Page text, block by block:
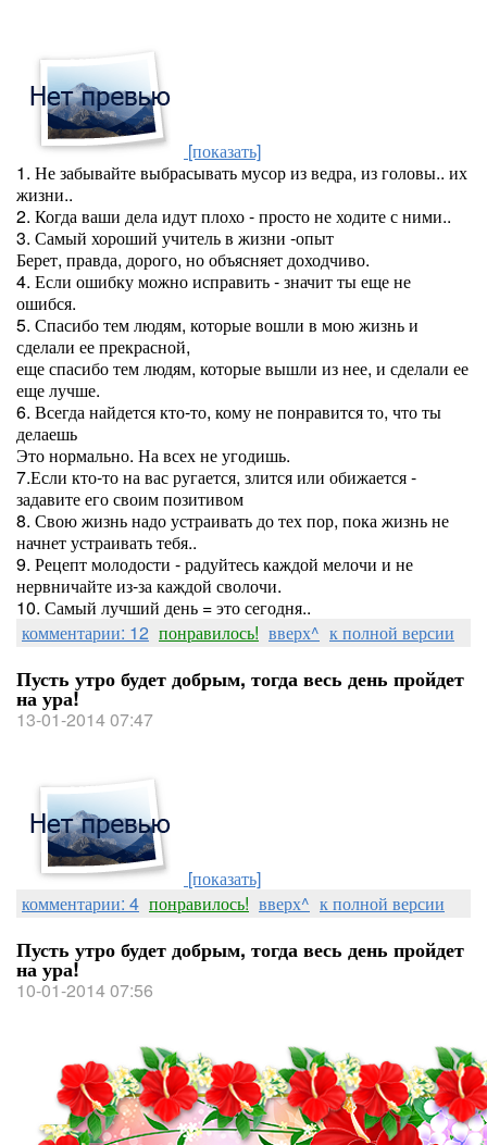
[показать]
1. Не забывайте выбрасывать мусор из ведра, из головы.. их
жизни..
2. Когда ваши дела идут плохо - просто не ходите с ними..
3. Самый хороший учитель в жизни -опыт
Берет, правда, дорого, но объясняет доходчиво.
4. Если ошибку можно исправить - значит ты еще не
ошибся.
5. Спасибо тем людям, которые вошли в мою жизнь и
сделали ее прекрасной,
еще спасибо тем людям, которые вышли из нее, и сделали ее
еще лучше.
6. Всегда найдется кто-то, кому не понравится то, что ты
делаешь
Это нормально. На всех не угодишь.
7.Если кто-то на вас ругается, злится или обижается -
задавите его своим позитивом
8. Свою жизнь надо устраивать до тех пор, пока жизнь не
начнет устраивать тебя..
9. Рецепт молодости - радуйтесь каждой мелочи и не
нервничайте из-за каждой сволочи.
10. Самый лучший день = это сегодня..
комментарии: 12 понравилось! вверх^ к полной версии
Пусть утро будет добрым, тогда весь день пройдет
на ура!
13-01-2014 07:47
[показать]
комментарии: 4 понравилось! вверх^ к полной версии
Пусть утро будет добрым, тогда весь день пройдет
на ура!
10-01-2014 07:56